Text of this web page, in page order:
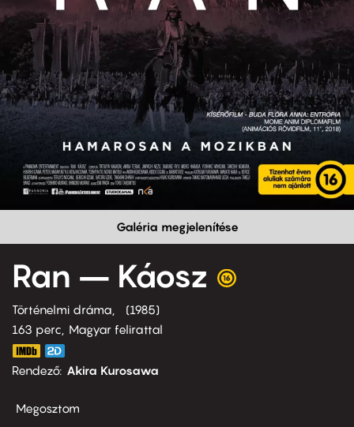
Galéria megjelenítése
Ran – Káosz
Történelmi dráma
1985
163 perc,
Magyar felirattal
Rendező Akira Kurosawa
Megosztom